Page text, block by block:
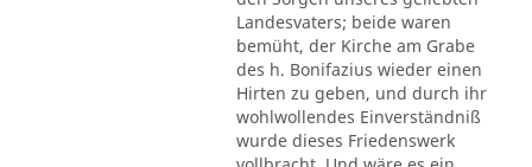
Landesvaters; beide waren
bemüht, der Kirche am Grabe
des h. Bonifazius wieder einen
Hirten zu geben, und durch ihr
wohlwollendes Einverständniß
wurde dieses Friedenswerk